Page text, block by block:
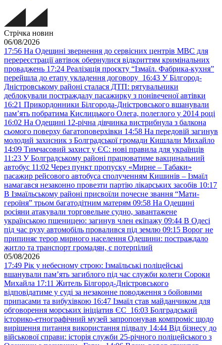
Стрічка новин
06/08/2026
17:56 На Одещині звернення до сервісних центрів МВС для
перереєстрації автівок обернулися відкриттям кримінальних
проваджень 17:24 Реалізація проєкту “Ізмаїл. Фабрика-кухня”
перейшла до етапу укладення договору 16:43 У Білгород-
Дністровському районі сталася ДТП: рятувальники
деблокували постраждалу пасажирку з понівеченої автівки
16:21 Прикордонники Білгорода-Дністровського вшанували
пам’ять побратима Кислицького Олега, полеглого у 2014 році
16:02 На Одещині 12-річна дівчинка вистрибнула з балкона
сьомого поверху багатоповерхівки 14:58 На передовій загинув
молодий захисник з Болградської громади Кишлали Михайло
14:09 Тимчасовий захист у ЄС: нові правила для українців
11:23 У Болградському районі працюватиме вакцинальний
автобус 11:02 Через пункт пропуску «Мирне – Табаки»
пасажир рейсового автобуса сполученням Кишинів – Ізмаїл
намагався незаконно провезти партію лікарських засобів 10:17
В Ізмаїльському районі присвоїли почесне звання “Мати-
героїня” трьом багатодітним матерям 09:58 На Одещині
росіяни атакували торговельне судно, завантажене
українською пшеницею: загинув член екіпажу 09:44 В Одесі
під час руху автомобіль провалився під землю 09:15 Ворог не
припиняє терор мирного населення Одещини: постраждало
житло та транспорт громадян, є потерпілий
05/08/2026
17:49 Рік у небесному строю: Ізмаїльські поліцейські
вшанували пам’ять загиблого під час служби колеги Сороки
Михайла 17:11 Житель Білгород-Дністровського
відповідатиме у суді за незаконне поводження з бойовими
припасами та вибухівкою 16:47 Ізмаїл став майданчиком для
обговорення морських ініціатив ЄС 16:03 Болградський
історико-етнографічний музей запропонував компроміс щодо
вирішення питання використання підвалу 14:44 Від бізнесу до
військової справи: історія служби 25-річного поліцейського з